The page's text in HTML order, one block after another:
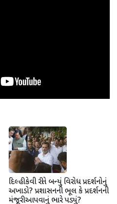
દિલ્હી કેવી રીતે બન્યું વિરોધ પ્રદર્શનોનું
અખાડો? પ્રશાસનની ભૂલ કે પ્રદર્શનની
મંજૂરી આપવાનું ભારે પડ્યું?